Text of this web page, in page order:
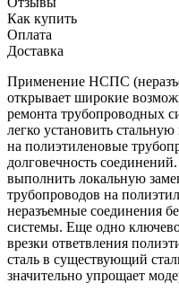
Как купить
Оплата
Доставка
Применение НСПС
открывает широкие
ремонта трубопроводных
легко установить
на полиэтиленовые
долговечность
выполнить локальную
трубопроводов на
неразъемные соединения
системы. Еще одно
врезки ответвления
сталь в существующий
значительно упрощает